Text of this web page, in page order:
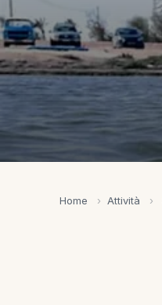
Home › Attività ›